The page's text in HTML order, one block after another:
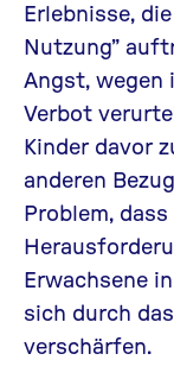
Erlebnisse,
Nutzung”
Angst, wegen
Verbot
Kinder davor
anderen
Problem,
Erwachsene
sich durch
verschärfen.